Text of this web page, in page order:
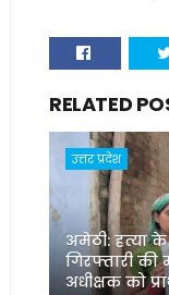
RELATED
उत्तर प्रदेश
अमेठी: हत्या
गिरफ्तारी की
अधीक्षक को